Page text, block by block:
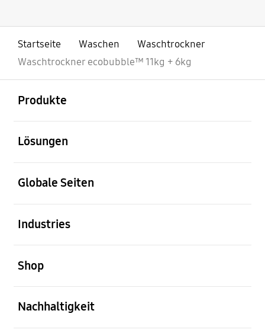
Startseite Waschen
Waschtrockner
Waschtrockner ecobubble™ 11kg + 6kg
Produkte
Lösungen
Globale Seiten
Industries
Shop
Nachhaltigkeit